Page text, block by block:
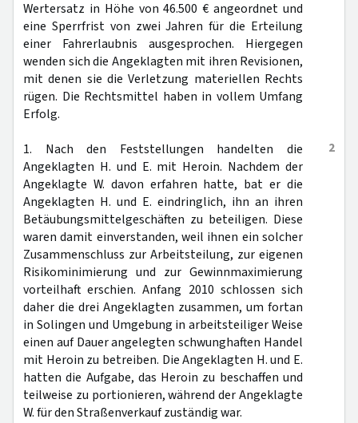
Wertersatz in Höhe von 46.500 € angeordnet und
eine Sperrfrist von zwei Jahren für die Erteilung
einer Fahrerlaubnis ausgesprochen. Hiergegen
wenden sich die Angeklagten mit ihren Revisionen,
mit denen sie die Verletzung materiellen Rechts
rügen. Die Rechtsmittel haben in vollem Umfang
Erfolg.
2
1. Nach den Feststellungen handelten die
Angeklagten H. und E. mit Heroin. Nachdem der
Angeklagte W. davon erfahren hatte, bat er die
Angeklagten H. und E. eindringlich, ihn an ihren
Betäubungsmittelgeschäften zu beteiligen. Diese
waren damit einverstanden, weil ihnen ein solcher
Zusammenschluss zur Arbeitsteilung, zur eigenen
Risikominimierung und zur Gewinnmaximierung
vorteilhaft erschien. Anfang 2010 schlossen sich
daher die drei Angeklagten zusammen, um fortan
in Solingen und Umgebung in arbeitsteiliger Weise
einen auf Dauer angelegten schwunghaften Handel
mit Heroin zu betreiben. Die Angeklagten H. und E.
hatten die Aufgabe, das Heroin zu beschaffen und
teilweise zu portionieren, während der Angeklagte
W. für den Straßenverkauf zuständig war.